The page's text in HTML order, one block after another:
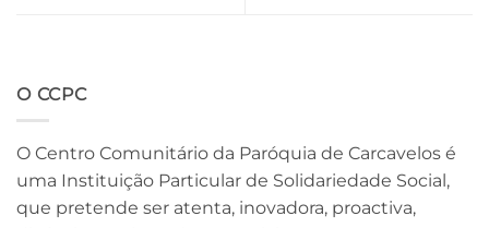
O CCPC
O Centro Comunitário da Paróquia de Carcavelos é
uma Instituição Particular de Solidariedade Social,
que pretende ser atenta, inovadora, proactiva,